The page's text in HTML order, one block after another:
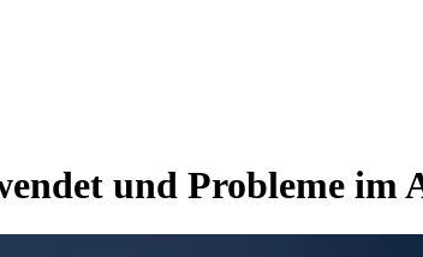
und Probleme im